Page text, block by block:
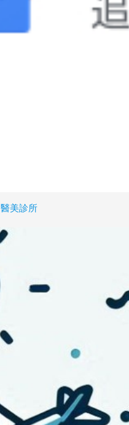
醫美診所